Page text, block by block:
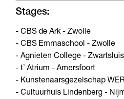
Stages:
- CBS de Ark - Zwolle
- CBS Emmaschool - Zwolle
- Agnieten College - Zwartsluis
- t’ Atrium - Amersfoort
- Kunstenaarsgezelschap
- Cultuurhuis Lindenberg -